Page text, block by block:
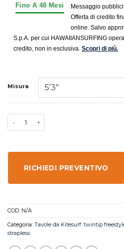
Messaggio
Offerta di credito
online. Salvo
S.p.A. per cui HAWAIIANSURFING
credito, non in esclusiva. Scopri di più.
Misura
RICHIEDI PREVENTIVO
COD: N/A
Categoria: Tavole da Kitesurf: twintip
strapless